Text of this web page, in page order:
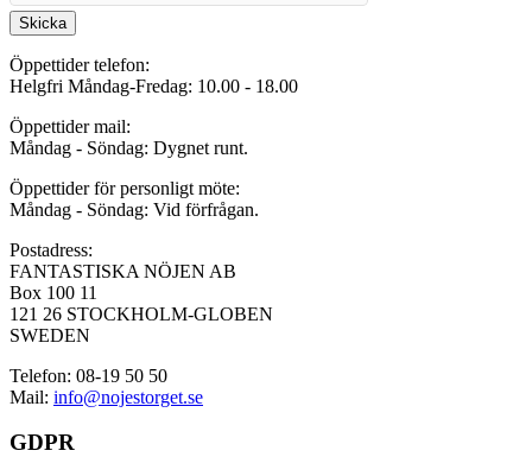
Skicka
Öppettider telefon:
Helgfri Måndag-Fredag: 10.00 - 18.00
Öppettider mail:
Måndag - Söndag: Dygnet runt.
Öppettider för personligt möte:
Måndag - Söndag: Vid förfrågan.
Postadress:
FANTASTISKA NÖJEN AB
Box 100 11
121 26 STOCKHOLM-GLOBEN
SWEDEN
Telefon: 08-19 50 50
Mail: info@nojestorget.se
GDPR